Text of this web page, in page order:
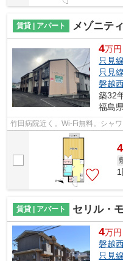
賃貸 | アパート メゾニテ
4万円
只見線
只見線
磐越
築32
福島
竹田病院近く。Wi-Fi無料。シャワ
4
賃貸 | アパート セリル・
4万円
磐越
只見線